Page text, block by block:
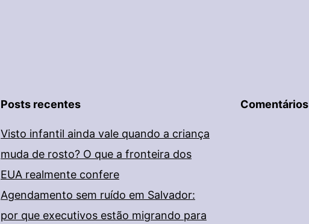
Posts recentes
Visto infantil ainda vale quando a criança
muda de rosto? O que a fronteira dos
EUA realmente confere
Agendamento sem ruído em Salvador:
por que executivos estão migrando para
Comentários